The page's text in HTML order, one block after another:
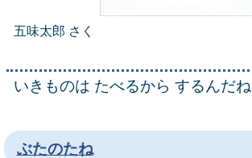
五味太郎 さく
いきものは たべるから するんだね
ぶたのたね